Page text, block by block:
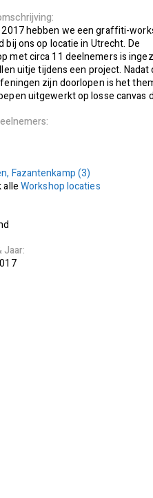
2017 hebben we een graffiti-
bij ons op locatie in Utrecht. De
met circa 11 deelnemers is
uitje tijdens een project. Nadat
zijn doorlopen is het
uitgewerkt op losse canvas
Fazantenkamp (3)
alleWorkshop locaties
Jaar